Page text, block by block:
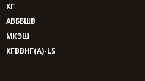
КГ
АВББШВ
МКЭШ
КГВВНГ(A)-LS